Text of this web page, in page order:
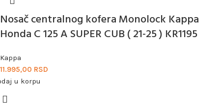
Nosač centralnog kofera Monolock Kappa
Honda C 125 A SUPER CUB ( 21-25 ) KR1195
Kappa
11.995,00 RSD
u korpu